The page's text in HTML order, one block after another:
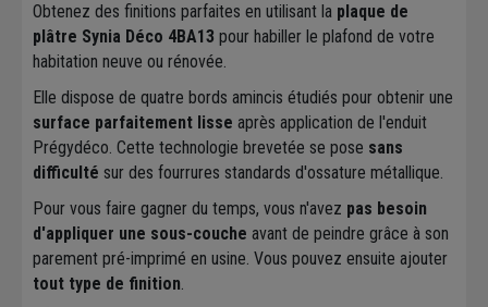
Obtenez des finitions parfaites en utilisant la plaque de
plâtre Synia Déco 4BA13 pour habiller le plafond de votre
habitation neuve ou rénovée.
Elle dispose de quatre bords amincis étudiés pour obtenir une
surface parfaitement lisse après application de l'enduit
Prégydéco. Cette technologie brevetée se pose sans
difficulté sur des fourrures standards d'ossature métallique.
Pour vous faire gagner du temps, vous n'avez pas besoin
d'appliquer une sous-couche avant de peindre grâce à son
parement pré-imprimé en usine. Vous pouvez ensuite ajouter
tout type de finition.